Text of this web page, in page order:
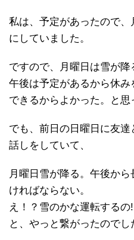
私は、予定があったので
にしていました。
ですので、月曜日は雪が降
午後は予定があるから休
できるからよかった。と思
でも、前日の日曜日に友
話しをしていて、
月曜日雪が降る。午後か
ければならない。
え！？雪のかな運転するの
と、やっと繋がったのでし